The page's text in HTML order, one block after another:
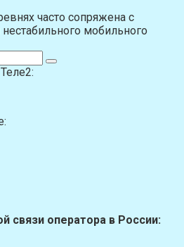
часто сопряжена с
мобильного
связи оператора в России: